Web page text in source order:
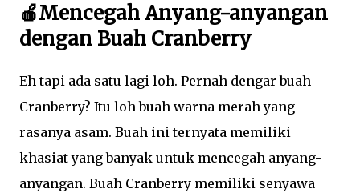
🍎Mencegah Anyang-anyangan
dengan Buah Cranberry
Eh tapi ada satu lagi loh. Pernah dengar buah
Cranberry? Itu loh buah warna merah yang
rasanya asam. Buah ini ternyata memiliki
khasiat yang banyak untuk mencegah anyang-
anyangan. Buah Cranberry memiliki senyawa